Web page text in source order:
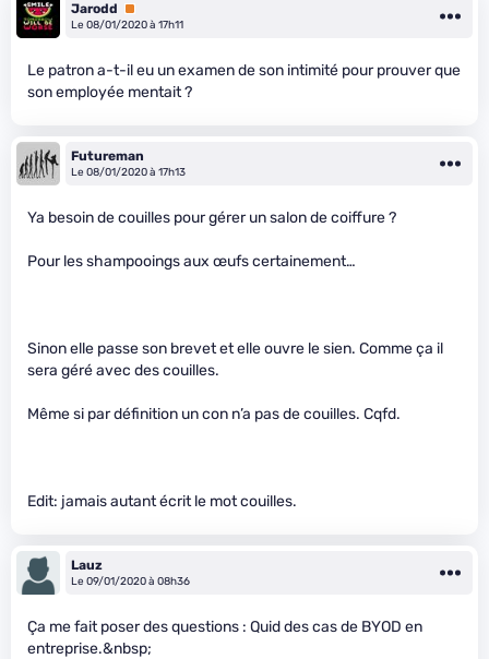
Jarodd
Premium
Le 08/01/2020 à 17h11
Le patron a-t-il eu un examen de son intimité pour prouver que
son employée mentait ?
Futureman
Le 08/01/2020 à 17h13
Ya besoin de couilles pour gérer un salon de coiffure ?
Pour les shampooings aux œufs certainement…
Sinon elle passe son brevet et elle ouvre le sien. Comme ça il
sera géré avec des couilles.
Même si par définition un con n’a pas de couilles. Cqfd.
Edit: jamais autant écrit le mot couilles.
Lauz
Le 09/01/2020 à 08h36
Ça me fait poser des questions : Quid des cas de BYOD en
entreprise.&nbsp;